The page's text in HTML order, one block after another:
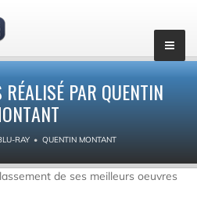
PAR QUENTIN
RAY QUENTIN MONTANT
de ses meilleurs oeuvres